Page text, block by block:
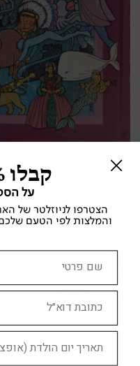
אלפונס דודה
כתר , 1976
ילדים ונוער
קבלו 15% הנחה
על
הצטרפו לניוזלטר של
והמלצות לפי הטעם